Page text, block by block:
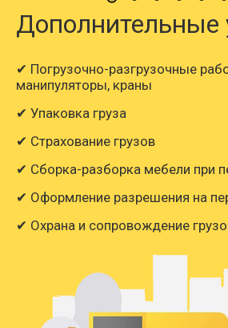
Дополнительные
✔ Погрузочно-разгрузочные
манипуляторы, краны
✔ Упаковка груза
✔ Страхование грузов
✔ Сборка-разборка мебели при
✔ Оформление разрешения на
✔ Охрана и сопровождение